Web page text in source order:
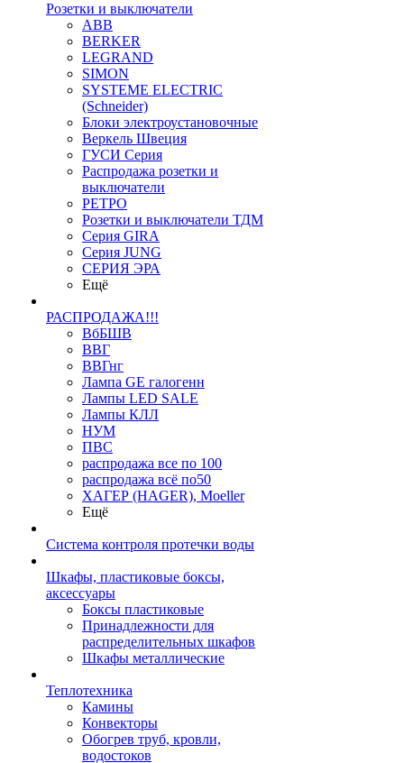
Розетки и выключатели
ABB
BERKER
LEGRAND
SIMON
SYSTEME ELECTRIC
(Schneider)
Блоки электроустановочные
Веркель Швеция
ГУСИ Серия
Распродажа розетки и
выключатели
РЕТРО
Розетки и выключатели ТДМ
Серия GIRA
Серия JUNG
СЕРИЯ ЭРА
Ещё
РАСПРОДАЖА!!!
ВбБШВ
ВВГ
ВВГнг
Лампа GE галогенн
Лампы LED SALE
Лампы КЛЛ
НУМ
ПВС
распродажа все по 100
распродажа всё по50
ХАГЕР (HAGER), Moeller
Ещё
Система контроля протечки воды
Шкафы, пластиковые боксы,
аксессуары
Боксы пластиковые
Принадлежности для
распределительных шкафов
Шкафы металлические
Теплотехника
Камины
Конвекторы
Обогрев труб, кровли,
водостоков